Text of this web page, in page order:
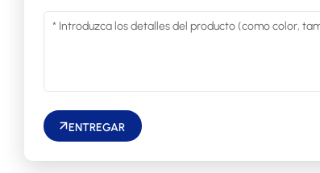
ENTREGAR